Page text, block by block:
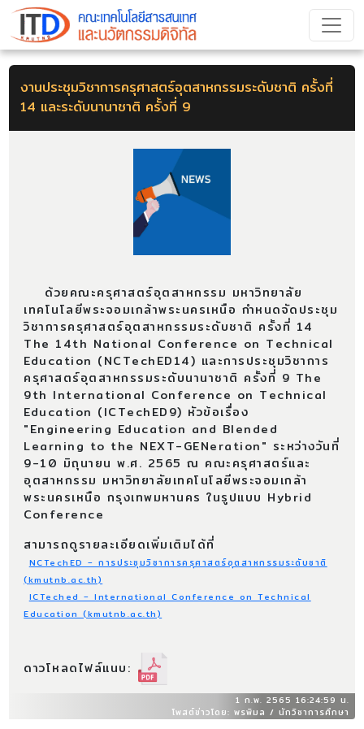
งานประชุมวิชาการครุศาสตร์อุตสาหกรรมระดับชาติ ครั้งที่
14 และระดับนานาชาติ ครั้งที่ 9
ด้วยคณะครุศาสตร์อุตสาหกรรม มหาวิทยาลัย
เทคโนโลยีพระจอมเกล้าพระนครเหนือ กำหนดจัดประชุม
วิชาการครุศาสตร์อุตสาหกรรมระดับชาติ ครั้งที่ 14
The 14th National Conference on Technical
Education (NCTechED14) และการประชุมวิชาการ
ครุศาสตร์อุตสาหกรรมระดับนานาชาติ ครั้งที่ 9 The
9th International Conference on Technical
Education (ICTechED9) หัวข้อเรื่อง
"Engineering Education and Blended
Learning to the NEXT-GENeration" ระหว่างวันที่
9-10 มิถุนายน พ.ศ. 2565 ณ คณะครุศาสตร์และ
อุตสาหกรรม มหาวิทยาลัยเทคโนโลยีพระจอมเกล้า
พระนครเหนือ กรุงเทพมหานคร ในรูปแบบ Hybrid
Conference
สามารถดูรายละเอียดเพิ่มเติมได้ที่
NCTechED – การประชุมวิชาการครุศาสตร์อุตสาหกรรมระดับชาติ
(kmutnb.ac.th)
ICTeched – International Conference on Technical
Education (kmutnb.ac.th)
ดาวโหลดไฟล์แนบ:
1 ก.พ. 2565 16:24:59 น.
โพสต์ข่าวโดย: พรพิมล / นักวิชาการศึกษา